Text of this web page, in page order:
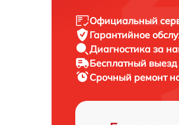
Официальный
Гарантийное
Диагностика за
Бесплатный
Срочный ремонт